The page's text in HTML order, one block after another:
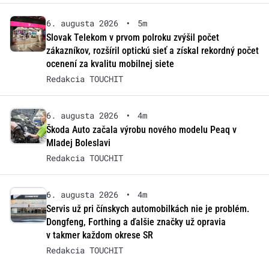
6. augusta 2026 •
5m
Slovak Telekom v prvom polroku zvýšil počet
zákazníkov, rozšíril optickú sieť a získal rekordný počet
ocenení za kvalitu mobilnej siete
Redakcia TOUCHIT
6. augusta 2026 •
4m
Škoda Auto začala výrobu nového modelu Peaq v
Mladej Boleslavi
Redakcia TOUCHIT
6. augusta 2026 •
4m
Servis už pri čínskych automobilkách nie je problém.
Dongfeng, Forthing a ďalšie značky už opravia
v takmer každom okrese SR
Redakcia TOUCHIT